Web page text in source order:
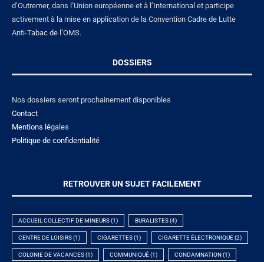
d’Outremer, dans l’Union européenne et à l’International et participe
activement à la mise en application de la Convention Cadre de Lutte
Anti-Tabac de l’OMS.
DOSSIERS
Nos dossiers seront prochainement disponibles
Contact
Mentions légales
Politique de confidentialité
RETROUVER UN SUJET FACILEMENT
ACCUEIL COLLECTIF DE MINEURS(1) BURALISTES(4)
CENTRE DE LOISIRS(1) CIGARETTES(1) CIGARETTE ÉLECTRONIQUE(2)
COLONIE DE VACANCES(1) COMMUNIQUÉ(1) CONDAMNATION(1)